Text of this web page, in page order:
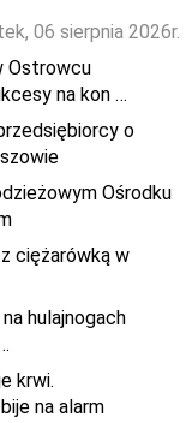
06 sierpnia 2026r.
Ostrowcu
na kon …
o
Ośrodku
ciężarówką w
hulajnogach
krwi.
na alarm